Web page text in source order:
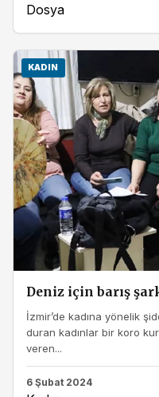
Dosya
KADIN
Deniz için barış
İzmir’de kadına yönelik
duran kadınlar bir koro
veren...
6 Şubat 2024